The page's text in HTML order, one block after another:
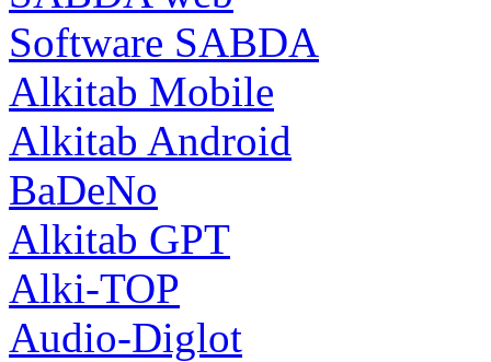
Software SABDA
Alkitab Mobile
Alkitab Android
BaDeNo
Alkitab GPT
Alki-TOP
Audio-Diglot